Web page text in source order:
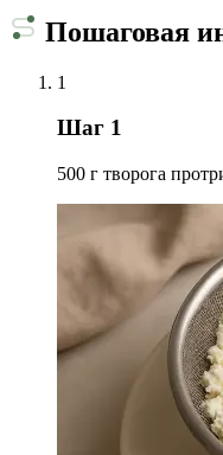
Пошаговая
1
Шаг 1
500 г творога